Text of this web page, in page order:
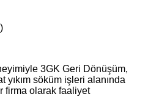
3GK Geri Dönüşüm,
yıkım söküm işleri alanında
firma olarak faaliyet